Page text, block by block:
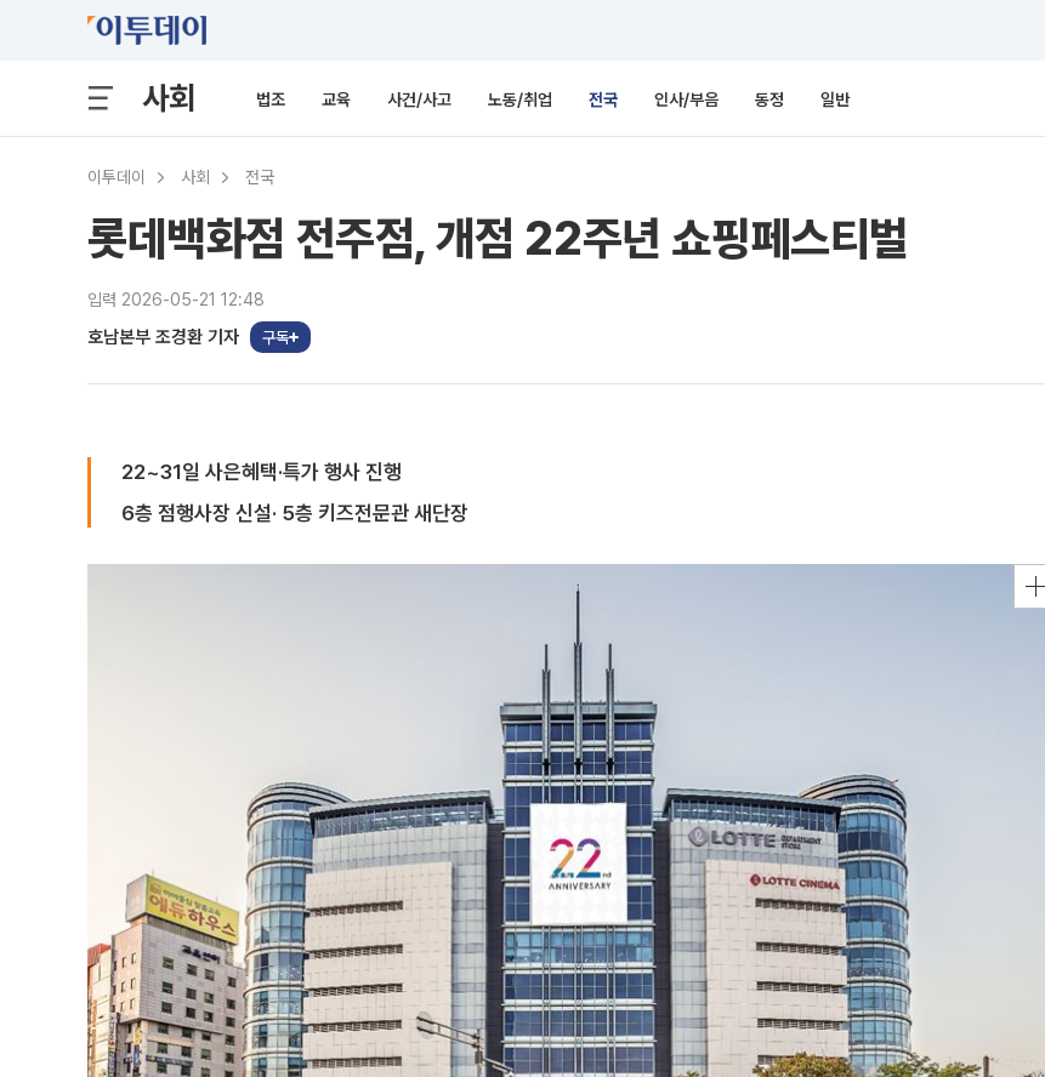
사회 법조 교육 사건/사고 노동/취업 전국 인사/부음 동정 일반
이투데이 사회 전국
롯데백화점 전주점, 개점 22주년 쇼핑페스티벌
입력 2026-05-21 12:48
호남본부 조경환 기자 구독
22~31일 사은혜택·특가 행사 진행
6층 점행사장 신설· 5층 키즈전문관 새단장